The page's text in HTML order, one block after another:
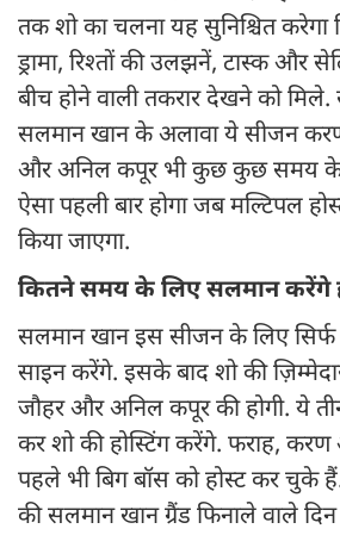
तक शो का चलना यह सुनिश्चित करेगा
ड्रामा, रिश्तों की उलझनें, टास्क और
बीच होने वाली तकरार देखने को मिले.
सलमान खान के अलावा ये सीजन
और अनिल कपूर भी कुछ कुछ समय के
ऐसा पहली बार होगा जब मल्टिपल
किया जाएगा.
कितने समय के लिए सलमान करेंगे
सलमान खान इस सीजन के लिए सिर्फ
साइन करेंगे. इसके बाद शो की
जौहर और अनिल कपूर की होगी. ये
कर शो की होस्टिंग करेंगे. फराह,
पहले भी बिग बॉस को होस्ट कर चुके
की सलमान खान ग्रैंड फिनाले वाले